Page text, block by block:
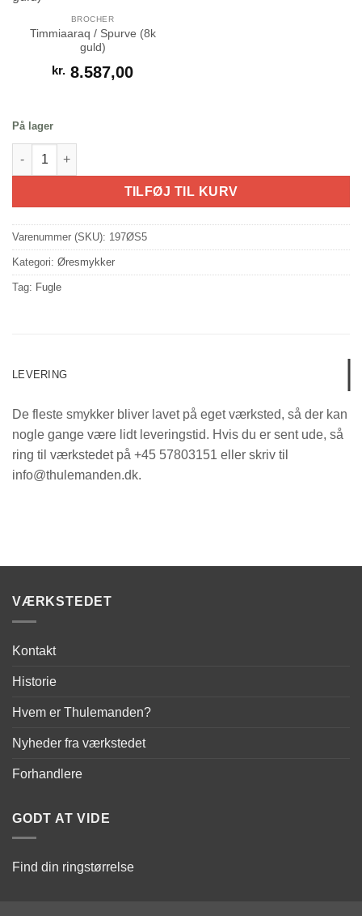
BROCHER
Timmiaaraq / Spurve (8k
guld)
kr. 8.587,00
På lager
Timmiaaraq / spurve (14k guld) antal
TILFØJ TIL KURV
Varenummer (SKU): 197ØS5
Kategori: Øresmykker
Tag: Fugle
LEVERING
De fleste smykker bliver lavet på eget værksted, så der kan
nogle gange være lidt leveringstid. Hvis du er sent ude, så
ring til værkstedet på +45 57803151 eller skriv til
info@thulemanden.dk.
VÆRKSTEDET
Kontakt
Historie
Hvem er Thulemanden?
Nyheder fra værkstedet
Forhandlere
GODT AT VIDE
Find din ringstørrelse